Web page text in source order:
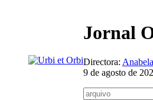
Jornal
Directora:
9 de agosto de